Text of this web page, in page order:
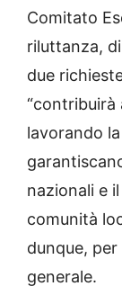
Comitato
riluttanza,
due
“contribuirà
lavorando
nazionali e
comunità
dunque, per
generale.